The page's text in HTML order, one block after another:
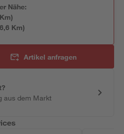
Nähe:
Km)
Km)
Artikel anfragen
aus dem Markt